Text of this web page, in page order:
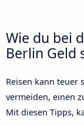
Wie du bei
Berlin Geld
Reisen kann teuer
vermeiden, einen
Mit diesen Tipps,